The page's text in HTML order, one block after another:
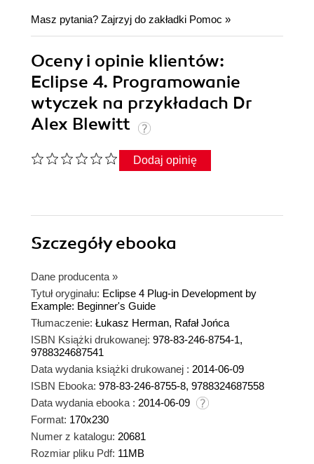
Masz pytania? Zajrzyj do zakładki Pomoc »
Oceny i opinie klientów:
Eclipse 4. Programowanie
wtyczek na przykładach Dr
Alex Blewitt
Dodaj opinię
Szczegółyebooka
Dane producenta »
Tytuł oryginału: Eclipse 4 Plug-in Development by
Example: Beginner's Guide
Tłumaczenie: Łukasz Herman, Rafał Jońca
ISBN Książki drukowanej: 978-83-246-8754-1,
9788324687541
Data wydania książki drukowanej : 2014-06-09
ISBN Ebooka: 978-83-246-8755-8, 9788324687558
Data wydania ebooka : 2014-06-09
Format: 170x230
Numer z katalogu: 20681
Rozmiar pliku Pdf: 11MB